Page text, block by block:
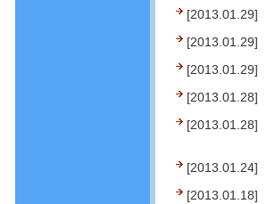
[2013.01.29]
[2013.01.29]
[2013.01.29]
[2013.01.28]
[2013.01.28]
[2013.01.24]
[2013.01.18]